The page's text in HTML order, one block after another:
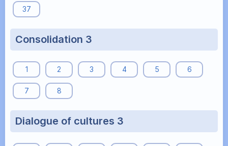
37
Consolidation 3
1 2 3 4 5 6
7 8
Dialogue of cultures 3